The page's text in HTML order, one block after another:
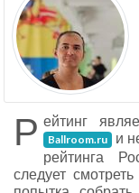
Р ейтинг
Ballroom.ru и
рейтинга
следует